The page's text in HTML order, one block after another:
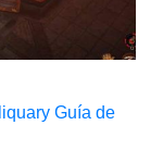
Guía de